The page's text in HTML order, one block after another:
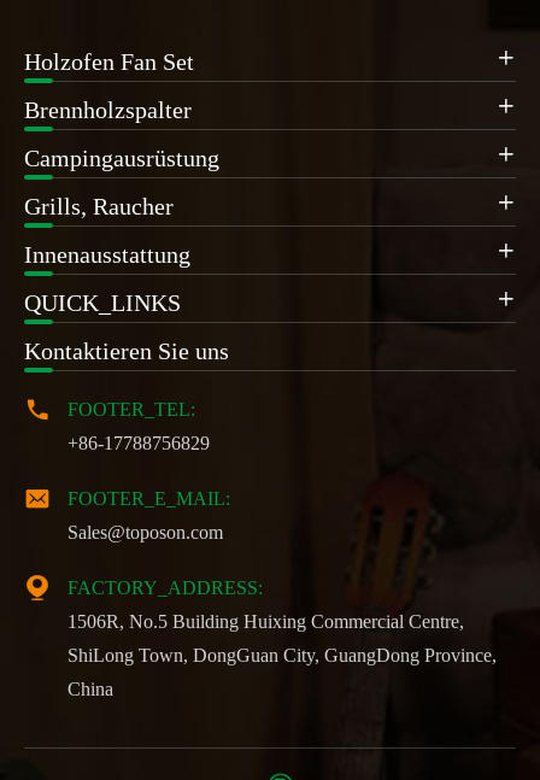
Holzofen Fan Set 
Brennholzspalter 
Campingausrüstung 
Grills, Raucher 
Innenausstattung 
QUICK_LINKS 
Kontaktieren Sie uns

FOOTER_TEL:
+86-17788756829

FOOTER_E_MAIL:
Sales@toposon.com

FACTORY_ADDRESS:
1506R, No.5 Building Huixing Commercial Centre,
ShiLong Town, DongGuan City, GuangDong Province,
China